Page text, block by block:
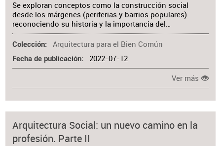
Se exploran conceptos como la construcción social
desde los márgenes (periferias y barrios populares)
reconociendo su historia y la importancia del…
Colección Arquitectura para el Bien Común
Fecha de publicación 2022-07-12
Ver más
Arquitectura Social: un nuevo camino en la
profesión. Parte II